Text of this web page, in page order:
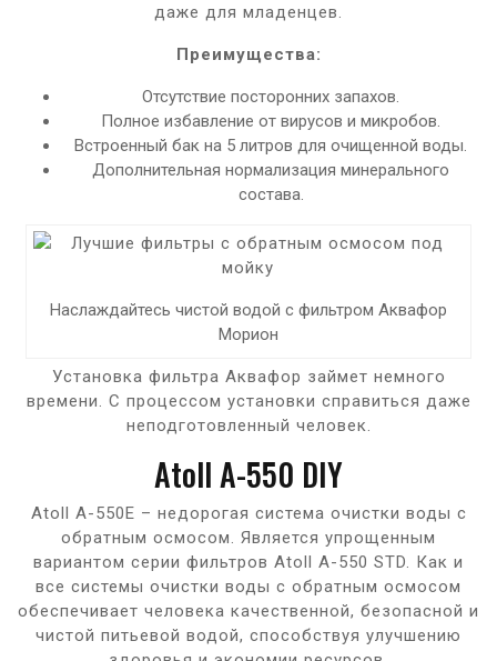
даже для младенцев.
Преимущества:
Отсутствие посторонних запахов.
Полное избавление от вирусов и микробов.
Встроенный бак на 5 литров для очищенной воды.
Дополнительная нормализация минерального
состава.
Наслаждайтесь чистой водой с фильтром Аквафор
Морион
Установка фильтра Аквафор займет немного
времени. С процессом установки справиться даже
неподготовленный человек.
Atoll A-550 DIY
Atoll А-550Е – недорогая система очистки воды с
обратным осмосом. Является упрощенным
вариантом серии фильтров Atoll A-550 STD. Как и
все системы очистки воды с обратным осмосом
обеспечивает человека качественной, безопасной и
чистой питьевой водой, способствуя улучшению